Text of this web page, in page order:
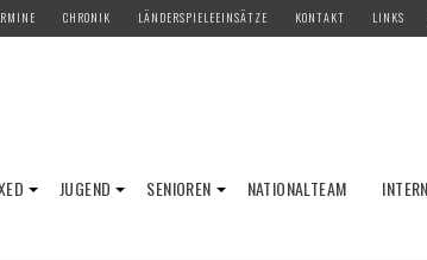
CHRONIK LÄNDERSPIELEEINSÄTZE KONTAKT LINKS
JUGEND SENIOREN NATIONALTEAM